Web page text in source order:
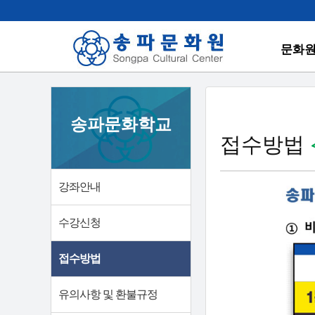
문화
송파문화학교
강좌안내
수강신청
접수방법
유의사항 및 환불규정
접수방법